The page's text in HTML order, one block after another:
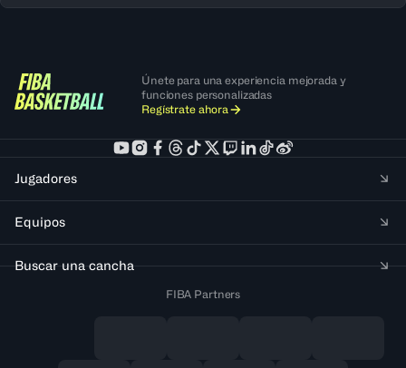
Únete para una experiencia mejorada y
funciones personalizadas
Regístrate ahora
Jugadores
Equipos
Buscar una cancha
FIBA Partners